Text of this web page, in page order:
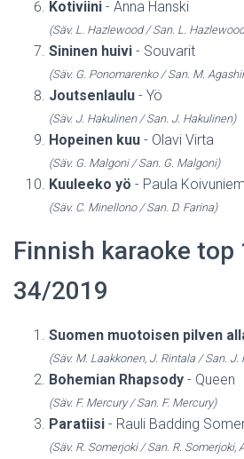
Kotiviini - Anna Hanski
(Säv. L. Hazlewood / San. L.
Sininen huivi - Souvarit
(Säv. G. Ponomarenko / San. M.
Joutsenlaulu - Yö
(Säv. J. Hakulinen / San. J. Hakulinen)
Hopeinen kuu - Olavi Virta
(Säv. G. Malgoni / San. G. Malgoni)
Kuuleeko yö - Paula
(Säv. C. Minellono / San. D. Farina)
Finnish karaoke top
34/2019
Suomen muotoisen pilven
(Säv. M. Laakkonen, J. Rintala / San. J.
Bohemian Rhapsody - Queen
(Säv. F. Mercury / San. F. Mercury)
Paratiisi - Rauli Badding
(Säv. R. Somerjoki / San. R. Somerjoki,